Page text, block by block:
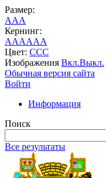
Размер:
AAA
Кернинг:
AAAAAA
Цвет: CCC
Изображения Вкл.Выкл.
Обычная версия сайта
Войти
Информация
Поиск
Все результаты